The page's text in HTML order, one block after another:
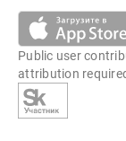
Public user
attribution